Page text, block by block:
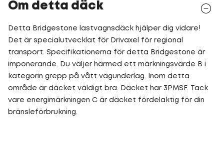
Om detta däck
Detta Bridgestone lastvagnsdäck hjälper dig vidare!
Det är specialutvecklat för Drivaxel för regional
transport. Specifikationerna för detta Bridgestone är
imponerande. Du väljer härmed ett märkningsvärde B i
kategorin grepp på vått vägunderlag. Inom detta
område är däcket väldigt bra. Däcket har 3PMSF. Tack
vare energimärkningen C är däcket fördelaktig för din
bränsleförbrukning.